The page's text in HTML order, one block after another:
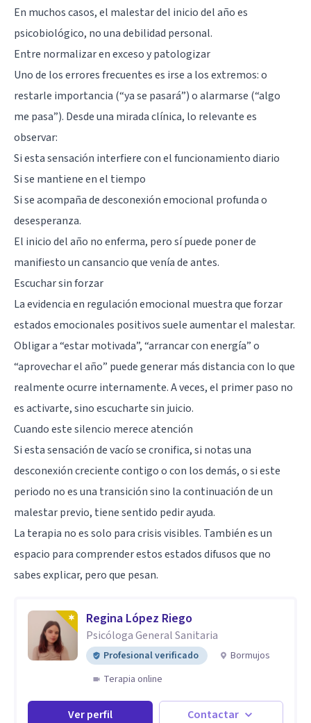
En muchos casos, el malestar del inicio del año es
psicobiológico, no una debilidad personal.
Entre normalizar en exceso y patologizar
Uno de los errores frecuentes es irse a los extremos: o
restarle importancia (“ya se pasará”) o alarmarse (“algo
me pasa”). Desde una mirada clínica, lo relevante es
observar:
Si esta sensación interfiere con el funcionamiento diario
Si se mantiene en el tiempo
Si se acompaña de desconexión emocional profunda o
desesperanza.
El inicio del año no enferma, pero sí puede poner de
manifiesto un cansancio que venía de antes.
Escuchar sin forzar
La evidencia en regulación emocional muestra que forzar
estados emocionales positivos suele aumentar el malestar.
Obligar a “estar motivada”, “arrancar con energía” o
“aprovechar el año” puede generar más distancia con lo que
realmente ocurre internamente. A veces, el primer paso no
es activarte, sino escucharte sin juicio.
Cuando este silencio merece atención
Si esta sensación de vacío se cronifica, si notas una
desconexión creciente contigo o con los demás, o si este
periodo no es una transición sino la continuación de un
malestar previo, tiene sentido pedir ayuda.
La terapia no es solo para crisis visibles. También es un
espacio para comprender estos estados difusos que no
sabes explicar, pero que pesan.
Regina López Riego
Psicóloga General Sanitaria
Profesional verificado
Bormujos
Terapia online
Ver perfil Contactar